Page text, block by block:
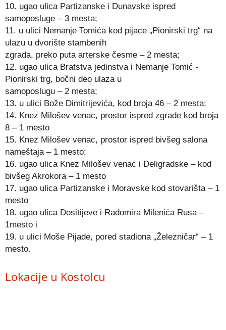
10. ugao ulica Partizanske i Dunavske ispred
samoposluge – 3 mesta;
11. u ulici Nemanje Tomića kod pijace „Pionirski trg“ na
ulazu u dvorište stambenih
zgrada, preko puta arterske česme – 2 mesta;
12. ugao ulica Bratstva jedinstva i Nemanje Tomić -
Pionirski trg, bočni deo ulaza u
samoposlugu – 2 mesta;
13. u ulici Bože Dimitrijevića, kod broja 46 – 2 mesta;
14. Knez Milošev venac, prostor ispred zgrade kod broja
8 – 1 mesto
15. Knez Milošev venac, prostor ispred bivšeg salona
nameštaja – 1 mesto;
16. ugao ulica Knez Milošev venac i Deligradske – kod
bivšeg Akrokora – 1 mesto
17. ugao ulica Partizanske i Moravske kod stovarišta – 1
mesto
18. ugao ulica Dositijeve i Radomira Milenića Rusa –
1mesto i
19. u ulici Moše Pijade, pored stadiona „Železničar“ – 1
mesto.
Lokacije u Kostolcu